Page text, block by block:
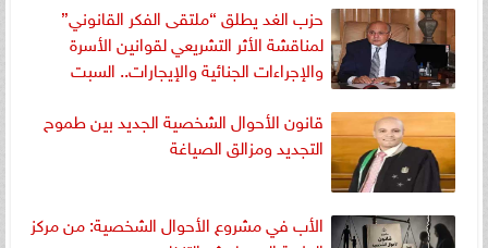
حزب الغد يطلق “ملتقى الفكر القانوني”
لمناقشة الأثر التشريعي لقوانين الأسرة
والإجراءات الجنائية والإيجارات.. السبت
قانون الأحوال الشخصية الجديد بين طموح
التجديد ومزالق الصياغة
الأب في مشروع الأحوال الشخصية: من مركز